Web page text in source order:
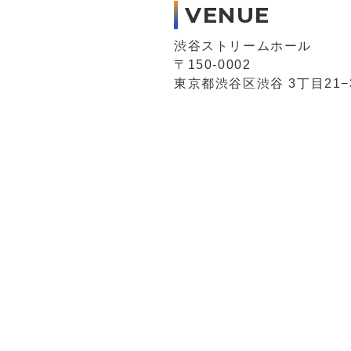
VENUE
渋谷ストリームホール
〒150-0002
東京都渋谷区渋谷 3丁目